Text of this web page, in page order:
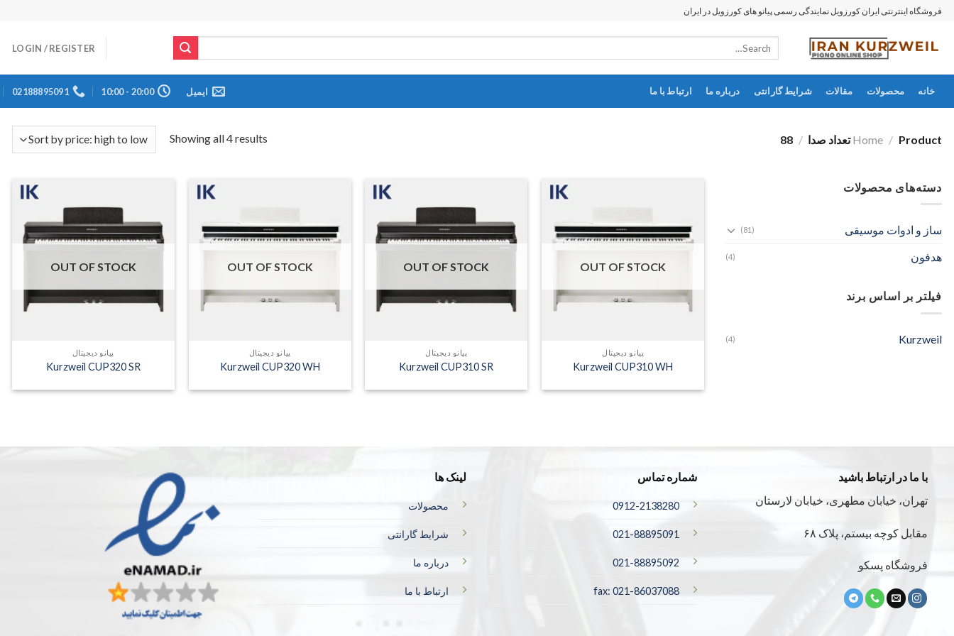
پرش
محتوا
فروشگاه اینترنتی ایران کورزویل نمایندگی رسمی پیانو های کورزویل در ایران
LOGIN / REGISTER
خانه محصولات مقالات شرایط گارانتی درباره ما ارتباط با ما ایمیل 20:00 - 10:00
02188895091
Home / Product تعداد صدا /
88
Showing all 4 results
دسته‌های محصولات
ساز و ادوات موسیقی (81)
هدفون (4)
فیلتر بر اساس برند
Kurzweil
(4)
OUT OF STOCK
پیانو دیجیتال
Kurzweil CUP310 WH
OUT OF STOCK
پیانو دیجیتال
Kurzweil CUP310 SR
OUT OF STOCK
پیانو دیجیتال
Kurzweil CUP320 WH
OUT OF STOCK
پیانو دیجیتال
Kurzweil CUP320 SR
با ما در ارتباط باشید
تهران، خیابان مطهری، خیابان لارستان
مقابل کوچه بیستم، پلاک ۶۸
فروشگاه پسکو
شماره تماس
0912-2138280
021-88895091
021-88895092
fax: 021-86037088
لینک ها
محصولات
شرایط گارانتی
درباره ما
ارتباط با ما